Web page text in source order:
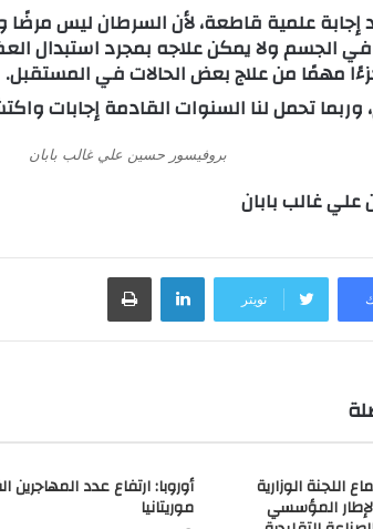
إجابة علمية قاطعة، لأن السرطان ليس
الجسم ولا يمكن علاجه بمجرد استبدال
مهمًا من علاج بعض الحالات في المستقبل.
تحمل لنا السنوات القادمة إجابات
بروفيسور حسين علي غالب بابان
غالب بابان
تويتر
لينكدإن
اللجنة الوزارية
المؤسسي
أوروبا: ارتفاع عدد المهاجرين
موريتانيا